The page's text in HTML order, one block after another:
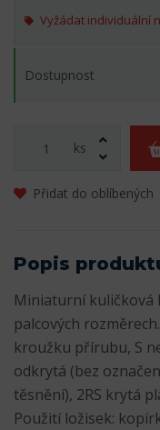
Vyžádat individuální
Dostupnost
ks
Přidat do oblíbených
Popis
Miniaturní kuličková
palcových
kroužku přírubu, S
odkrytá (bez
těsnění), 2RS krytá
Použití ložisek: